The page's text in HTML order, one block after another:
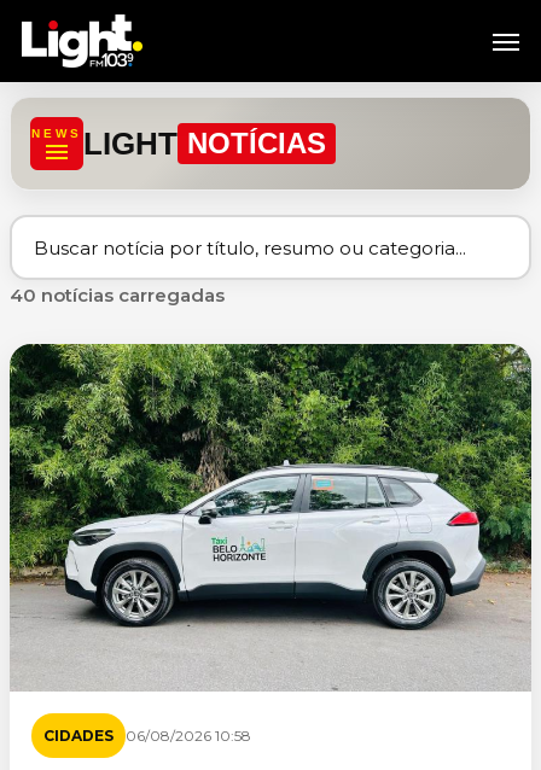
content
NEWS LIGHT NOTÍCIAS
40 notícias carregadas
CIDADES 06/08/2026 10:58